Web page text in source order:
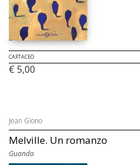
CARTACEO
€ 5,00
Jean Giono
Melville. Un romanzo
Guanda